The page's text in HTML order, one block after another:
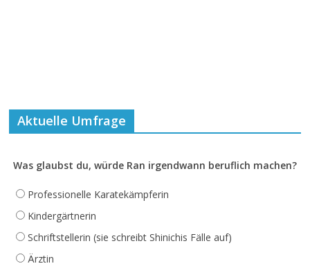
Aktuelle Umfrage
Was glaubst du, würde Ran irgendwann beruflich machen?
Professionelle Karatekämpferin
Kindergärtnerin
Schriftstellerin (sie schreibt Shinichis Fälle auf)
Ärztin